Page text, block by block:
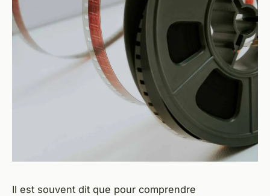
Il est souvent dit que pour comprendre